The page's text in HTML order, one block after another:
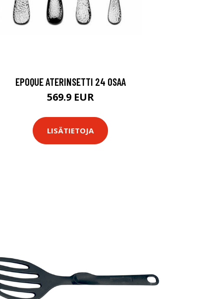
EPOQUE ATERINSETTI 24 OSAA
569.9 EUR
LISÄTIETOJA